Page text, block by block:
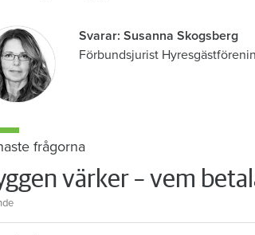
Svarar: Susanna Skogsberg
Förbundsjurist
frågorna
värker – vem